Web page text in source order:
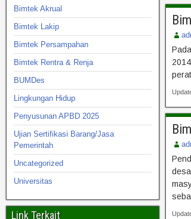
Bimtek Akrual
Bimtek Lakip
Bimtek Persampahan
Bimtek Rentra & Renja
BUMDes
Lingkungan Hidup
Penyusunan APBD 2025
Ujian Sertifikasi Barang/Jasa
Pemerintah
Uncategorized
Universitas
Link Terkait